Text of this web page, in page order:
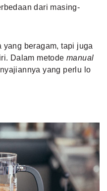
dari masing-
beragam, tapi juga
Dalam metode manual
yang perlu lo